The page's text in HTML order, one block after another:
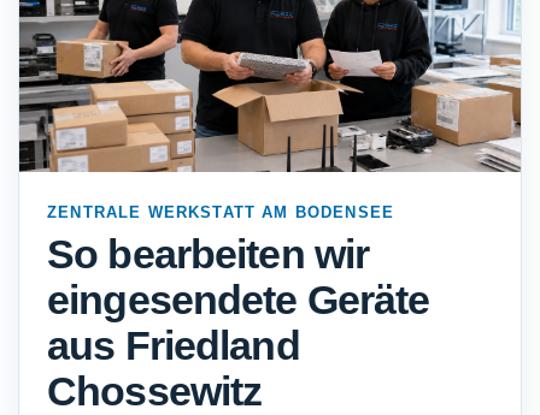
ZENTRALE WERKSTATT AM BODENSEE
So bearbeiten wir
eingesendete Geräte
aus Friedland
Chossewitz